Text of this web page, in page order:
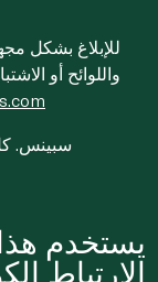
للإبلاغ بشكل
واللوائح أو
© 2020-2026
يستخدم
الارتباط